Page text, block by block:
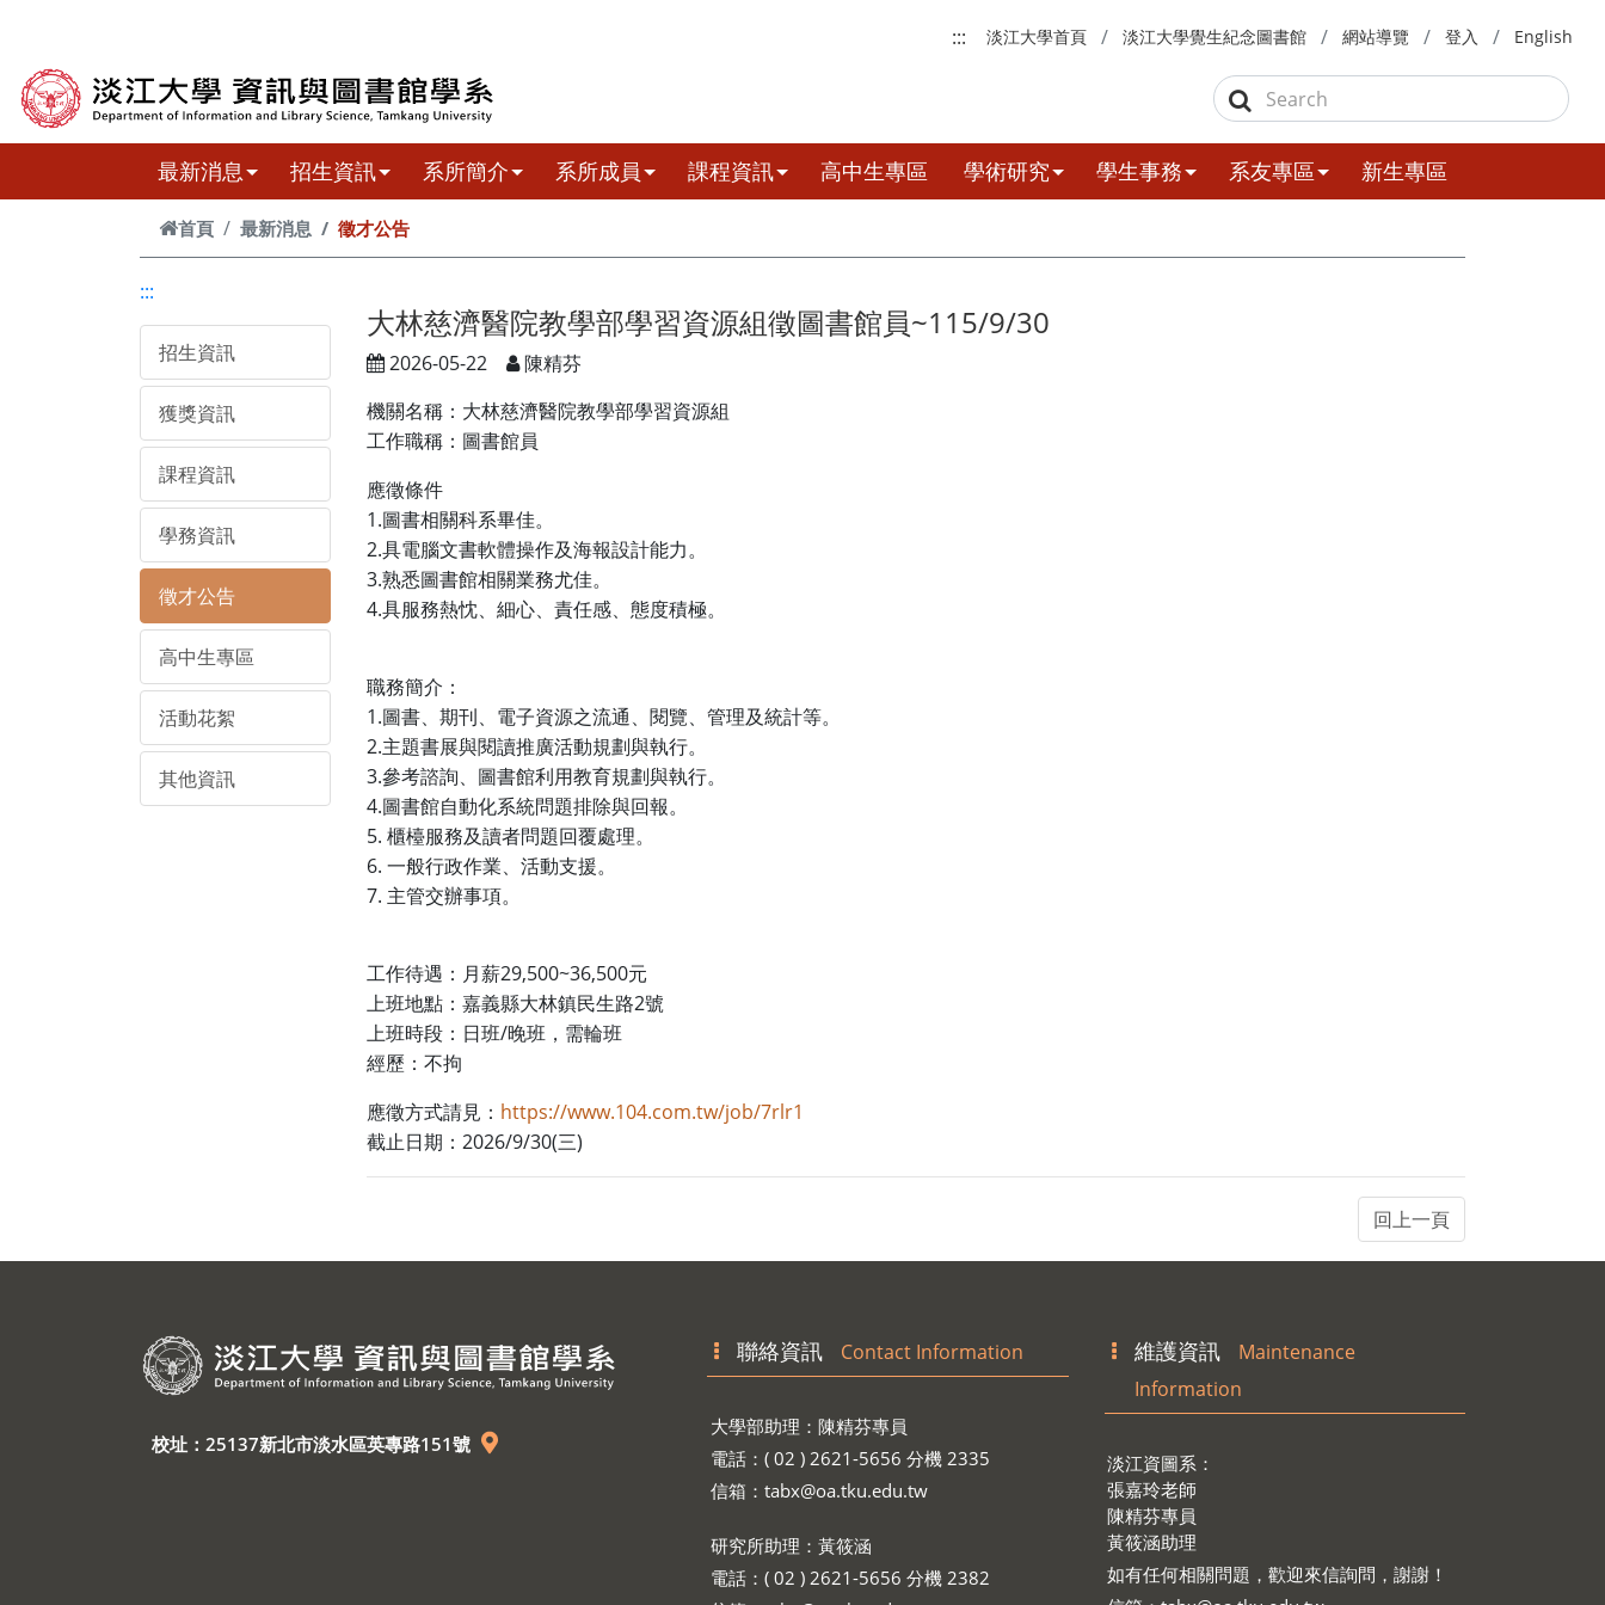
:::
淡江大學首頁 淡江大學覺生紀念圖書館 網站導覽 登入 English
最新消息 招生資訊 系所簡介 系所成員 課程資訊 高中生專區 學術研究 學生事務 系友專區 新生專區
首頁 最新消息 徵才公告
:::
招生資訊
獲獎資訊
課程資訊
學務資訊
徵才公告
高中生專區
活動花絮
其他資訊
大林慈濟醫院教學部學習資源組徵圖書館員~115/9/30
2026-05-22 陳精芬
機關名稱：大林慈濟醫院教學部學習資源組
工作職稱：圖書館員
應徵條件
1.圖書相關科系畢佳。
2.具電腦文書軟體操作及海報設計能力。
3.熟悉圖書館相關業務尤佳。
4.具服務熱忱、細心、責任感、態度積極。
職務簡介：
1.圖書、期刊、電子資源之流通、閱覽、管理及統計等。
2.主題書展與閱讀推廣活動規劃與執行。
3.參考諮詢、圖書館利用教育規劃與執行。
4.圖書館自動化系統問題排除與回報。
5. 櫃檯服務及讀者問題回覆處理。
6. 一般行政作業、活動支援。
7. 主管交辦事項。
工作待遇：月薪29,500~36,500元
上班地點：嘉義縣大林鎮民生路2號
上班時段：日班/晚班，需輪班
經歷：不拘
應徵方式請見： https://www.104.com.tw/job/7rlr1
截止日期： 2026/9/30(三)
校址：25137新北市淡水區英專路151號
聯絡資訊 Contact Information
大學部助理：陳精芬專員
電話：( 02 ) 2621-5656 分機 2335
信箱： tabx@oa.tku.edu.tw
研究所助理：黃筱涵
電話：( 02 ) 2621-5656 分機 2382
維護資訊
Maintenance
Information
淡江資圖系：
張嘉玲老師
陳精芬專員
黃筱涵助理
如有任何相關問題，歡迎來信詢問，謝謝！